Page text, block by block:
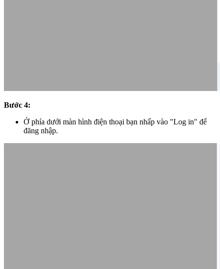
Bước 4:
Ở phía dưới màn hình điện thoại bạn nhấp vào "Log in" để
đăng nhập.